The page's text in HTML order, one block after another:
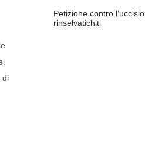
di
Petizione contro
rinselvatichiti